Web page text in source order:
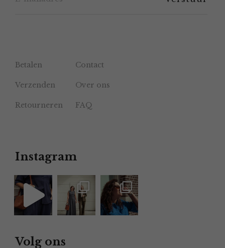
Betalen Contact
Verzenden Over ons
Retourneren FAQ
Instagram
Volg ons